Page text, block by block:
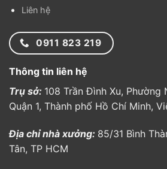
Liên hệ
0911 823 219
Thông tin liên hệ
Trụ sở: 108 Trần Đình Xu, Phường
Quận 1, Thành phố Hồ Chí Minh,
Địa chỉ nhà xưởng: 85/31 Bình
Tân, TP HCM